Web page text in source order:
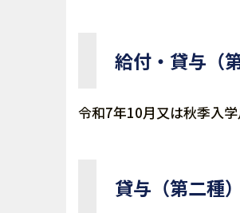
給付・貸与（
令和7年10月又は秋季入学
貸与（第二種